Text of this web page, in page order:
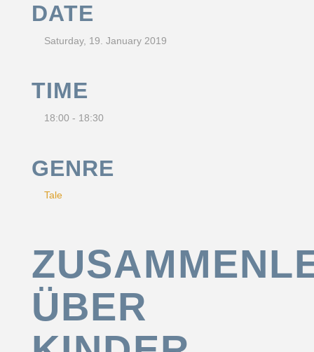
DATE
Saturday, 19. January 2019
TIME
18:00 - 18:30
GENRE
Tale
ÜBER